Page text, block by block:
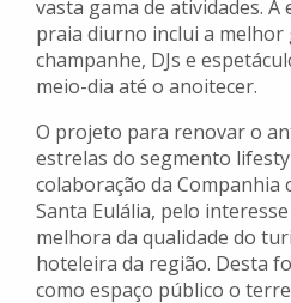
vasta gama de atividades. A
praia diurno inclui a
champanhe, DJs e
meio-dia até o anoitecer.
O projeto para renovar o
estrelas do segmento
colaboração da Companhia
Santa Eulália, pelo
melhora da qualidade do
hoteleira da região. Desta
como espaço público o